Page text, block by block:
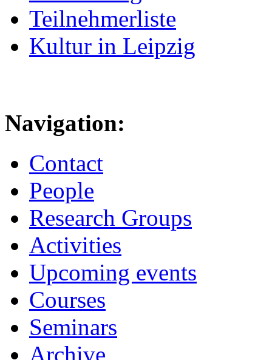
Teilnehmerliste
Kultur in Leipzig
Navigation:
Contact
People
Research Groups
Activities
Upcoming events
Courses
Seminars
Archive